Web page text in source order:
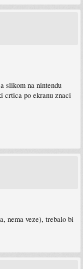
slikom na nintendu
crtica po ekranu znaci
nema veze), trebalo bi